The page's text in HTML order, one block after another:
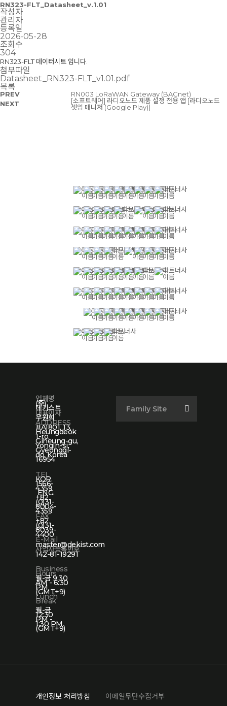
RN323-FLT_Datasheet_v.1.01
작성자
관리자
등록일
2026-05-28
조회수
304
RN323-FLT 데이터시트 입니다.
첨부파일
Datasheet_RN323-FLT_v1.01.pdf
목록
PREV
RN003 LoRaWAN Gateway (BACnet)
NEXT
[소프트웨어] 라디오노드 제품 설정 전용 앱 [라디오노드
셋업 매니저 (Google Play)]
업체명
(주)
데키스트
대표이사
우원희
ADDRESS
#A1801, 13,
Heungdeok
1-ro,
Giheung-gu,
Yongin-si,
Gyeonggi-
do, Korea
16954
TEL
KOR.
1566-
4359
ENG.
+82
(0)31-
8004-
4359
FAX
+82
(0)31-
8039-
4400
E-Mail
master@dekist.com
사업자등록번호
142-81-19291
Business
Hours
월-금 9:30
AM - 6:30
PM
(GMT+9)
Lunch
Break
월-금
12:30
PM -
1:30 PM
(GMT+9)
Family Site
개인정보 처리방침 이메일무단수집거부